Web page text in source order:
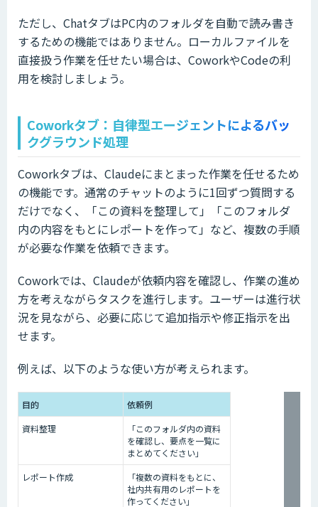
ただし、ChatタブはPC内のフォルダを自動で読み書き
するための機能ではありません。ローカルファイルを
直接扱う作業を任せたい場合は、CoworkやCodeの利
用を検討しましょう。
Coworkタブ：自律型エージェントによるバッ
クグラウンド処理
Coworkタブは、Claudeにまとまった作業を任せるため
の機能です。通常のチャットのように1回ずつ質問する
だけでなく、「この資料を整理して」「このフォルダ
内の内容をもとにレポートを作って」など、複数の手順
が必要な作業を依頼できます。
Coworkでは、Claudeが依頼内容を確認し、作業の進め
方を考えながらタスクを進行します。ユーザーは進行状
況を見ながら、必要に応じて追加指示や修正指示を出
せます。
例えば、以下のような使い方が考えられます。
目的
依頼例
資料整理
「このフォルダ内の資料
を確認し、要点を一覧に
まとめてください」
レポート作成
「複数の資料をもとに、
社内共有用のレポートを
作ってください」